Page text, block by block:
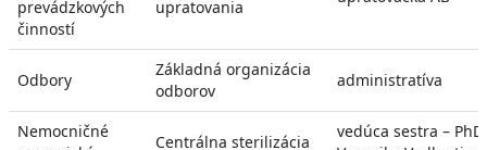
prevádzkových
činností
upratovania
Odbory
Základná organizácia
odborov
administratíva
Nemocničné
Centrálna sterilizácia
vedúca sestra –